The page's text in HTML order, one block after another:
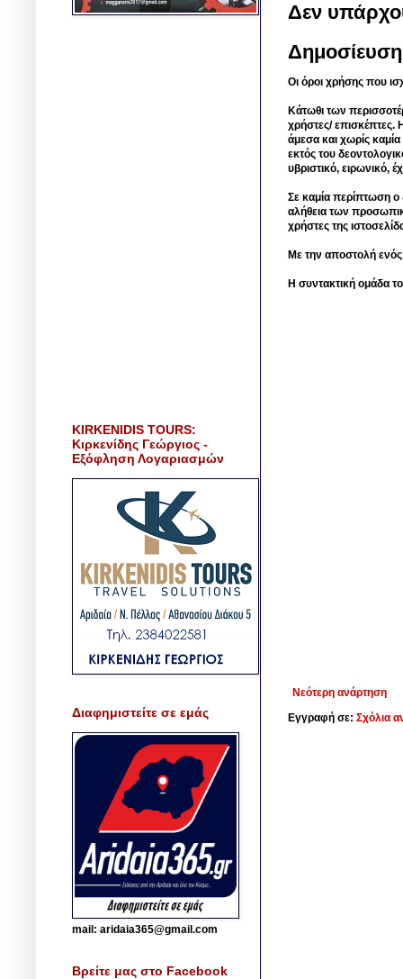
Δεν
Οι όροι χρήσης που
Κάτωθι των
χρήστες/ επισκέπτες.
άμεσα και χωρίς
εκτός του
υβριστικό, ειρωνικό,
Σε καμία περίπτωση ο
αλήθεια των
χρήστες της
Με την αποστολή
Η συντακτική ομάδα
Νεότερη ανάρτηση
Εγγραφή σε: Σχόλια
KIRKENIDIS TOURS:
Κιρκενίδης Γεώργιος -
Εξόφληση Λογαριασμών
Διαφημιστείτε σε εμάς
mail: aridaia365@gmail.com
Βρείτε μας στο Facebook